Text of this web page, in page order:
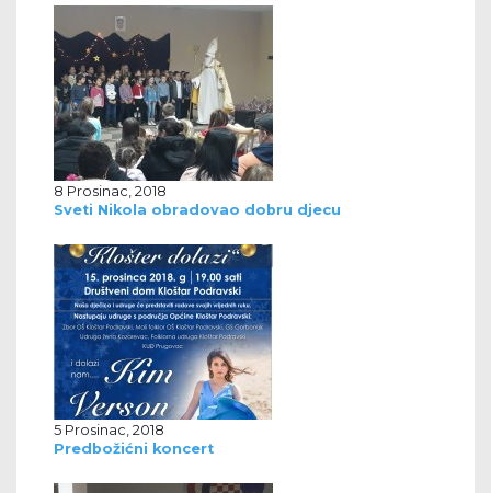
8 Prosinac, 2018
Sveti Nikola obradovao dobru djecu
5 Prosinac, 2018
Predbožićni koncert